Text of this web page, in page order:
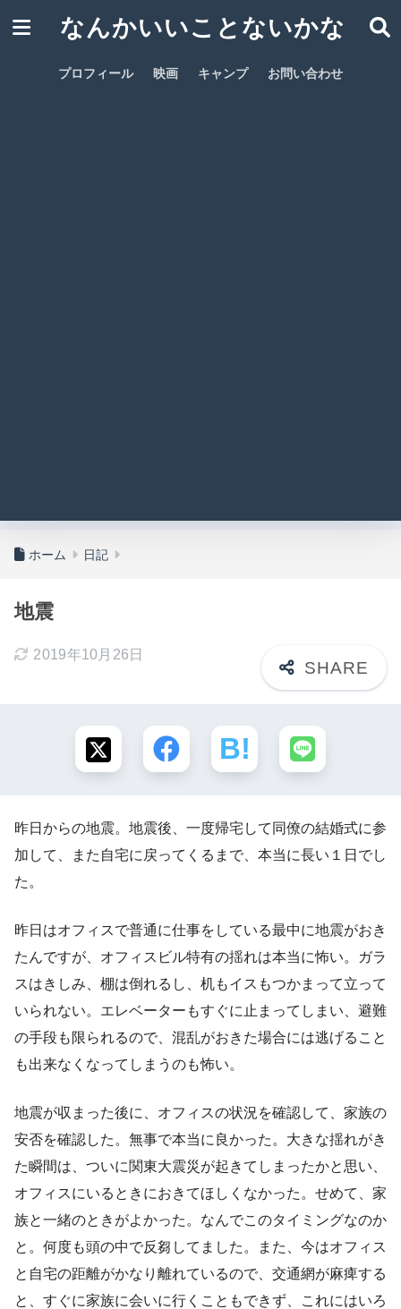
なんかいいことないかな
プロフィール 映画 キャンプ お問い合わせ
ホーム 日記
地震
2019年10月26日
昨日からの地震。地震後、一度帰宅して同僚の結婚式に参
加して、また自宅に戻ってくるまで、本当に長い１日でし
た。
昨日はオフィスで普通に仕事をしている最中に地震がおき
たんですが、オフィスビル特有の揺れは本当に怖い。ガラ
スはきしみ、棚は倒れるし、机もイスもつかまって立って
いられない。エレベーターもすぐに止まってしまい、避難
の手段も限られるので、混乱がおきた場合には逃げること
も出来なくなってしまうのも怖い。
地震が収まった後に、オフィスの状況を確認して、家族の
安否を確認した。無事で本当に良かった。大きな揺れがき
た瞬間は、ついに関東大震災が起きてしまったかと思い、
オフィスにいるときにおきてほしくなかった。せめて、家
族と一緒のときがよかった。なんでこのタイミングなのか
と。何度も頭の中で反芻してました。また、今はオフィス
と自宅の距離がかなり離れているので、交通網が麻痺する
と、すぐに家族に会いに行くこともできず、これにはいろ